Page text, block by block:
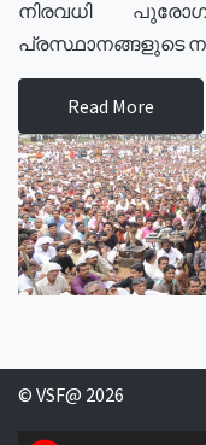
നിരവധി
പ്രസ്ഥാനങ്ങളുടെ
Read More
© VSF@ 2026